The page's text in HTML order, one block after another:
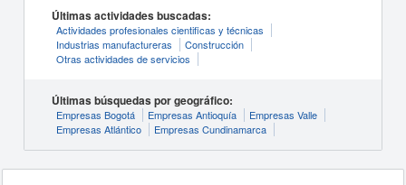
Últimas actividades buscadas:
Actividades profesionales cientificas y técnicas
Industrias manufactureras
Construcción
Otras actividades de servicios
Últimas búsquedas por geográfico:
Empresas Bogotá Empresas Antioquía
Empresas Valle
Empresas Atlántico
Empresas Cundinamarca